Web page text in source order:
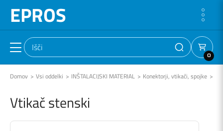
EPROS
0
Domov Vsi oddelki INŠTALACIJSKI MATERIAL Konektorji, vtikači, spojke
Vtikač stenski